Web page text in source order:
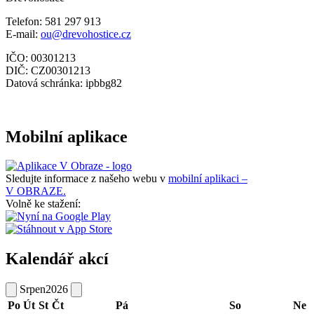
Telefon: 581 297 913
E-mail: ou@drevohostice.cz
IČO: 00301213
DIČ: CZ00301213
Datová schránka: ipbbg82
Mobilní aplikace
Sledujte informace z našeho webu v mobilní aplikaci –
V OBRAZE.
Volně ke stažení:
Kalendář akcí
Srpen2026
Po Út St Čt Pá So Ne